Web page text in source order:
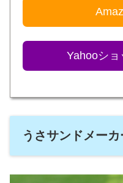
Yahooシ
うさサンドメー